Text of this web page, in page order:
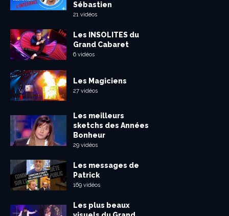
Sébastien
21 vidéos
Les INSOLITES du
Grand Cabaret
6 vidéos
Les Magiciens
27 vidéos
Les meilleurs
sketchs des Années
Bonheur
29 vidéos
Les messages de
Patrick
169 vidéos
Les plus beaux